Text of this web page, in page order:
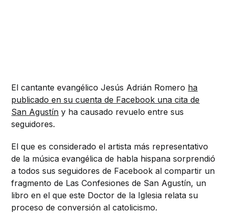
El cantante evangélico Jesús Adrián Romero ha
publicado en su cuenta de Facebook una cita de
San Agustín y ha causado revuelo entre sus
seguidores.
El que es considerado el artista más representativo
de la música evangélica de habla hispana sorprendió
a todos sus seguidores de Facebook al compartir un
fragmento de Las Confesiones de San Agustín, un
libro en el que este Doctor de la Iglesia relata su
proceso de conversión al catolicismo.